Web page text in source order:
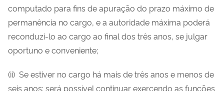
computado para fins de apuração do prazo máximo de
permanência no cargo, e a autoridade máxima poderá
reconduzi-lo ao cargo ao final dos três anos, se julgar
oportuno e conveniente;
(ii) Se estiver no cargo há mais de três anos e menos de
seis anos: será possível continuar exercendo as funções